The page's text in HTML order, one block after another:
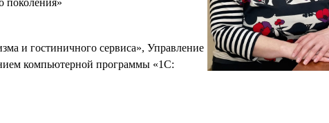
и гостиничного сервиса», Управление
компьютерной программы «1С: